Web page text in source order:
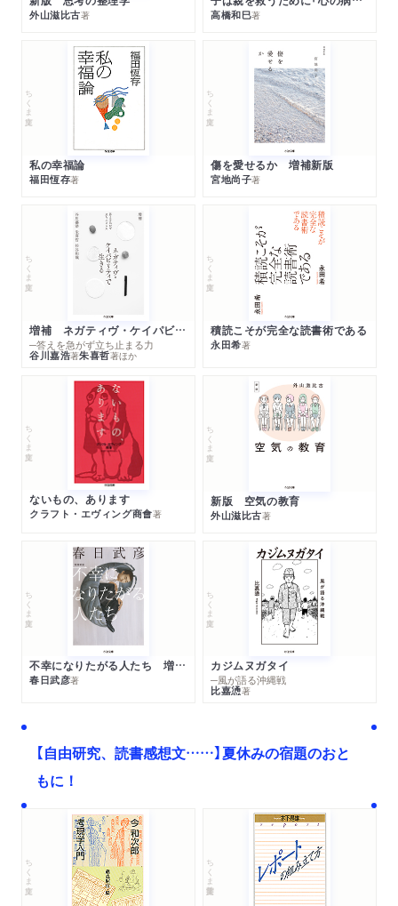
外山滋比古著 高橋和巳著
ちくま文庫
私の幸福論
福田恆存著
ちくま文庫
傷を愛せるか 増補新版
宮地尚子著
ちくま文庫
増補 ネガティヴ・ケイパビリティで生きる
─答えを急がず立ち止まる力
谷川嘉浩著朱喜哲著ほか
ちくま文庫
積読こそが完全な読書術である
永田希著
ちくま文庫
ないもの、あります
クラフト・エヴィング商會著
ちくま文庫
新版 空気の教育
外山滋比古著
ちくま文庫
不幸になりたがる人たち 増補新版
春日武彦著
ちくま文庫
カジムヌガタイ
─風が語る沖縄戦
比嘉慂著
【自由研究、読書感想文……】夏休みの宿題のおと
もに！
ちくま文庫 ちくま学芸文庫